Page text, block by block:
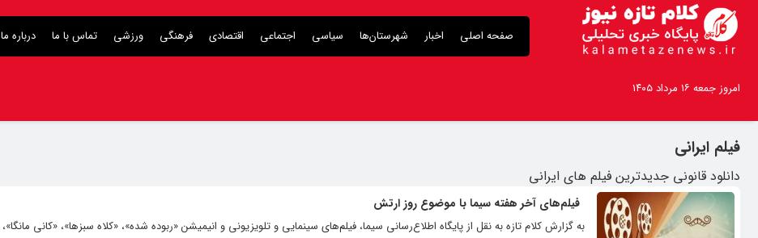
صفحه اصلی اخبار شهرستان‌ها سیاسی اجتماعی اقتصادی فرهنگی ورزشی تماس با ما درباره ما
امروز جمعه ۱۶ مرداد ۱۴۰۵
فیلم ایرانی
دانلود قانونی جدیدترین فیلم های ایرانی
فیلم‌های آخر هفته سیما با موضوع روز ارتش
به گزارش کلام تازه به نقل از پایگاه اطلاع‌رسانی سیما، فیلم‌های سینمایی و تلویزیونی و انیمیشن «ربوده شده»، «کلاه سبزها»، «کانی مانگا»،